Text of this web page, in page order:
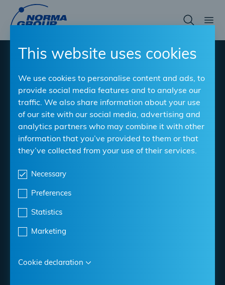
This website uses cookies
We use cookies to personalise content and ads, to
provide social media features and to analyse our
traffic. We also share information about your use
of our site with our social media, advertising and
analytics partners who may combine it with other
information that you’ve provided to them or that
they’ve collected from your use of their services.
Necessary
Preferences
Statistics
Marketing
Cookie declaration
content
NORMACONNECT
FGR Rep E
Die Reparaturschelle zur einfachen Repartur von
Rohrleckagen
Material : W5
Spannbereich : 35 mm - 1.219,1 mm
NORMA Händler finden